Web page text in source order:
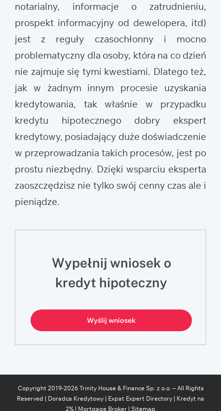
notarialny, informacje o zatrudnieniu,
prospekt informacyjny od dewelopera, itd)
jest z reguły czasochłonny i mocno
problematyczny dla osoby, która na co dzień
nie zajmuje się tymi kwestiami. Dlatego też,
jak w żadnym innym procesie uzyskania
kredytowania, tak właśnie w przypadku
kredytu hipotecznego dobry ekspert
kredytowy, posiadający duże doświadczenie
w przeprowadzania takich procesów, jest po
prostu niezbędny. Dzięki wsparciu eksperta
zaoszczędzisz nie tylko swój cenny czas ale i
pieniądze.
Wypełnij wniosek o
kredyt hipoteczny
Wyślij wniosek
Copyright 2019-2026Trinity House & Finance Sp. z o.o. – All Rights
Reserved | Doradca Kredytowy | Expat Expert Directory | Kredyt na
2% | Mortgage Broker | Sitemap